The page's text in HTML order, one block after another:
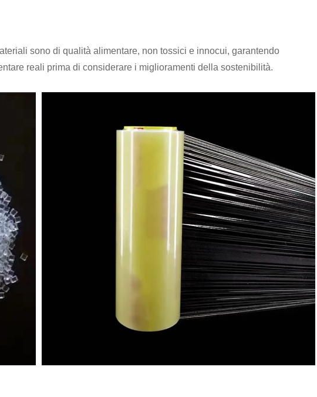
sono di qualità alimentare, non tossici e innocui, garantendo
reali prima di considerare i miglioramenti della sostenibilità.